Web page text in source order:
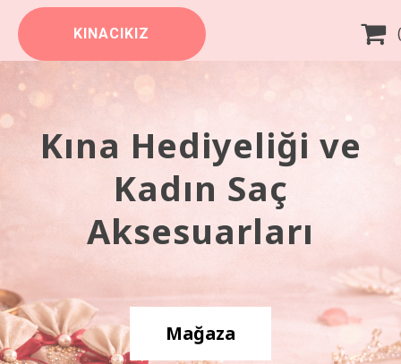
KINACIKIZ 
Kına Hediyeliği ve
Kadın Saç
Aksesuarları
Mağaza